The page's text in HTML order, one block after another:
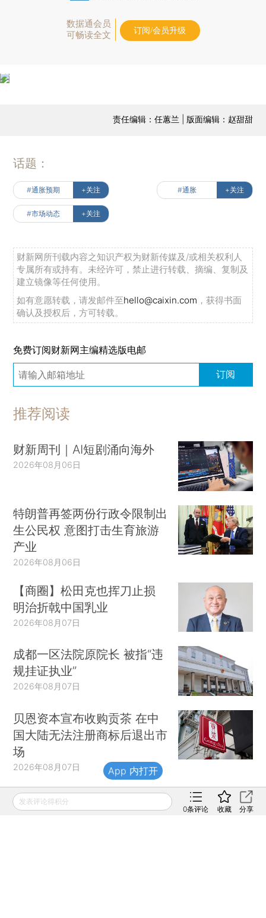
数据通会员
可畅读全文
订阅/会员升级
责任编辑：任蕙兰 | 版面编辑：赵甜甜
话题：
#通胀预期 +关注 #通胀 +关注
#市场动态 +关注
财新网所刊载内容之知识产权为财新传媒及/或相关权利人
专属所有或持有。未经许可，禁止进行转载、摘编、复制及
建立镜像等任何使用。
如有意愿转载，请发邮件至hello@caixin.com ，获得书面
确认及授权后，方可转载。
免费订阅财新网主编精选版电邮
订阅
推荐阅读
财新周刊｜AI短剧涌向海外
2026年08月06日
特朗普再签两份行政令限制出
生公民权 意图打击生育旅游
产业
2026年08月06日
【商圈】松田克也挥刀止损
明治折戟中国乳业
2026年08月07日
成都一区法院原院长 被指“违
规挂证执业”
2026年08月07日
贝恩资本宣布收购贡茶 在中
国大陆无法注册商标后退出市
场
2026年08月07日
发表评论得积分
0条评论 收藏 分享
App 内打开